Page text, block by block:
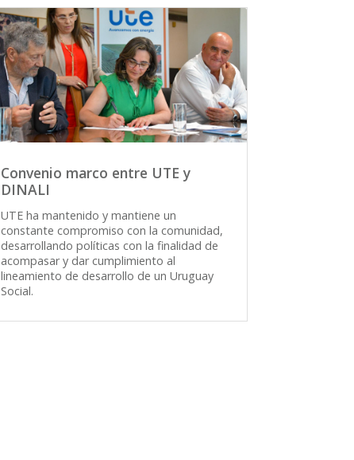
Convenio marco entre UTE y
DINALI
UTE ha mantenido y mantiene un
constante compromiso con la comunidad,
desarrollando políticas con la finalidad de
acompasar y dar cumplimiento al
lineamiento de desarrollo de un Uruguay
Social.